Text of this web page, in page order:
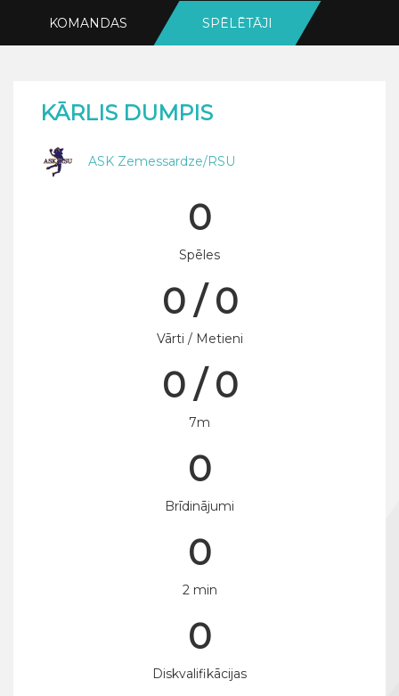
KOMANDAS SPĒLĒTĀJI
KĀRLIS DUMPIS
ASK Zemessardze/RSU
0
Spēles
0 / 0
Vārti / Metieni
0 / 0
7m
0
Brīdinājumi
0
2 min
0
Diskvalifikācijas